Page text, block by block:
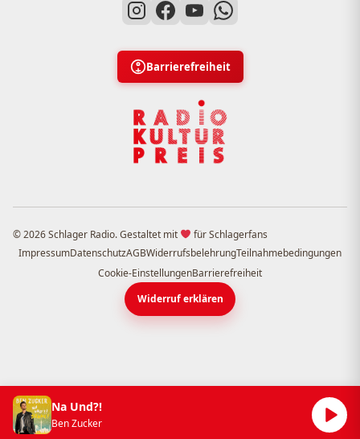
Barrierefreiheit
© 2026 Schlager Radio. Gestaltet mit
für Schlagerfans
ImpressumDatenschutzAGBWiderrufsbelehrungTeilnahmebedingungen
Cookie-EinstellungenBarrierefreiheit
Widerruf erklären
Na Und?!
Ben Zucker